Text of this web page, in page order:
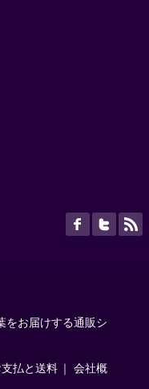
をお届けする通販シ
支払と送料 ｜
会社概